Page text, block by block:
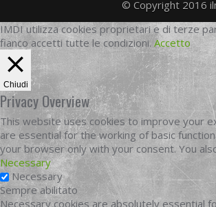
© Copyright 2016
IMDI utilizza cookies proprietari e di terze
fianco accetti tutte le condizioni. Accetto
Chiudi
Privacy Overview
This website uses cookies to improve your
are essential for the working of basic
your browser only with your consent. You
Necessary
Necessary
Sempre abilitato
Necessary cookies are absolutely essential